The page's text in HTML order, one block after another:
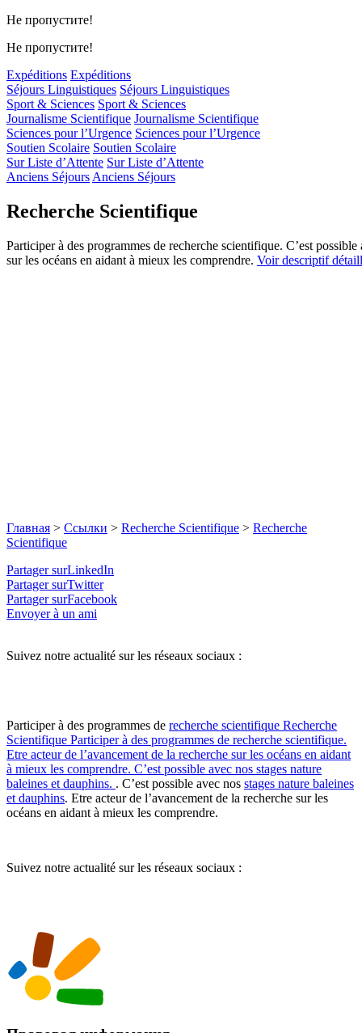
Не пропустите!
Не пропустите!
Expéditions Expéditions
Séjours Linguistiques Séjours Linguistiques
Sport & Sciences Sport & Sciences
Journalisme Scientifique Journalisme Scientifique
Sciences pour l’Urgence Sciences pour l’Urgence
Soutien Scolaire Soutien Scolaire
Sur Liste d’Attente Sur Liste d’Attente
Anciens Séjours Anciens Séjours
Recherche Scientifique
Participer à des programmes de recherche scientifique. C’est
sur les océans en aidant à mieux les comprendre. Voir descriptif
Главная > Ссылки > Recherche Scientifique > Recherche
Scientifique
Partager surLinkedIn
Partager surTwitter
Partager surFacebook
Envoyer à un ami
Suivez notre actualité sur les réseaux sociaux :
Participer à des programmes de recherche scientifique Recherche
Scientifique Participer à des programmes de recherche scientifique.
Etre acteur de l’avancement de la recherche sur les océans en aidant
à mieux les comprendre. C’est possible avec nos stages nature
baleines et dauphins. . C’est possible avec nos stages nature baleines
et dauphins. Etre acteur de l’avancement de la recherche sur les
océans en aidant à mieux les comprendre.
Suivez notre actualité sur les réseaux sociaux :